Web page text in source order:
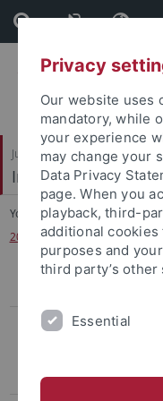
Skip
to
content
Skip
to
footer
Juristische Fakultät
Institut für
You are here: Home
...
20 Jahre am
Previous Lectures
Videoüberwachung im
Privacy
Our website uses
mandatory, while
your experience
may change your
Data Privacy
page. When you
playback, third-
additional
purposes and
third party’s other
Essential